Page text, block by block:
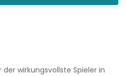
wirkungsvollste Spieler in